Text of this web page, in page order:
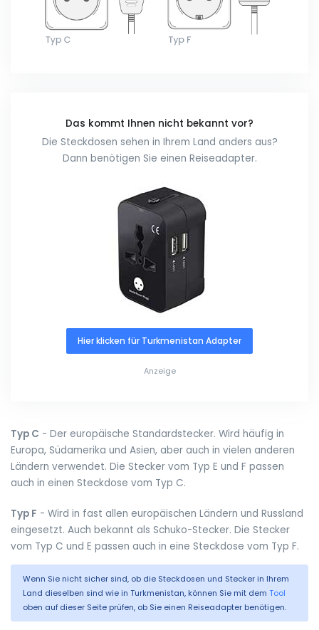
Das kommt Ihnen nicht bekannt vor?
Die Steckdosen sehen in Ihrem Land anders aus?
Dann benötigen Sie einen Reiseadapter.
Hier klicken für Turkmenistan Adapter
Anzeige
Typ C - Der europäische Standardstecker. Wird häufig in
Europa, Südamerika und Asien, aber auch in vielen anderen
Ländern verwendet. Die Stecker vom Typ E und F passen
auch in einen Steckdose vom Typ C.
Typ F - Wird in fast allen europäischen Ländern und Russland
eingesetzt. Auch bekannt als Schuko-Stecker. Die Stecker
vom Typ C und E passen auch in eine Steckdose vom Typ F.
Wenn Sie nicht sicher sind, ob die Steckdosen und Stecker in Ihrem
Land dieselben sind wie in Turkmenistan, können Sie mit dem Tool
oben auf dieser Seite prüfen, ob Sie einen Reiseadapter benötigen.